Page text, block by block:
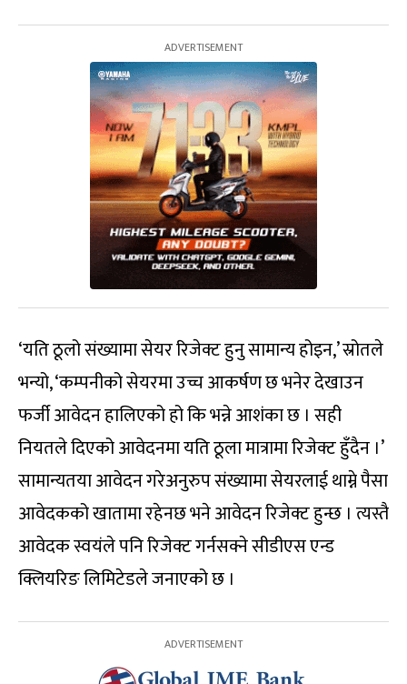
‘यति ठूलो संख्यामा सेयर रिजेक्ट हुनु सामान्य होइन,’ स्रोतले
भन्यो, ‘कम्पनीको सेयरमा उच्च आकर्षण छ भनेर देखाउन
फर्जी आवेदन हालिएको हो कि भन्ने आशंका छ । सही
नियतले दिएको आवेदनमा यति ठूला मात्रामा रिजेक्ट हुँदैन ।’
सामान्यतया आवेदन गरेअनुरुप संख्यामा सेयरलाई थाम्ने पैसा
आवेदकको खातामा रहेनछ भने आवेदन रिजेक्ट हुन्छ । त्यस्तै
आवेदक स्वयंले पनि रिजेक्ट गर्नसक्ने सीडीएस एन्ड
क्लियरिङ लिमिटेडले जनाएको छ ।